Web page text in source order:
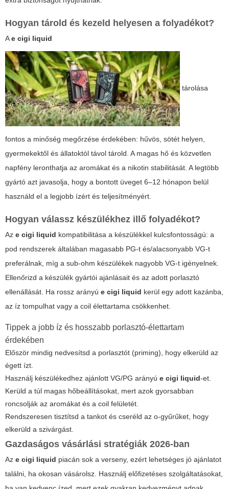
Hogyan tárold és kezeld helyesen a folyadékot?
Ae cigi liquid
tárolása
fontos a minőség megőrzése érdekében: hűvös, sötét helyen,
gyermekektől és állatoktól távol tárold. A magas hő és közvetlen
napfény leronthatja az aromákat és a nikotin stabilitását. A legtöbb
gyártó azt javasolja, hogy a bontott üveget 6–12 hónapon belül
használd el a legjobb ízért és teljesítményért.
Hogyan válassz készülékhez illő folyadékot?
Az e cigi liquid kompatibilitása a készülékkel kulcsfontosságú: a
pod rendszerek általában magasabb PG-t és/alacsonyabb VG-t
preferálnak, míg a sub-ohm készülékek nagyobb VG-t igényelnek.
Ellenőrizd a készülék gyártói ajánlásait és az adott porlasztó
ellenállását. Ha rossz arányú e cigi liquid kerül egy adott kazánba,
az íz tompulhat vagy a coil élettartama csökkenhet.
Tippek a jobb íz és hosszabb porlasztó-élettartam
érdekében
Először mindig nedvesítsd a porlasztót (priming), hogy elkerüld az
égett ízt.
Használj készülékedhez ajánlott VG/PG arányú e cigi liquid-et.
Kerüld a túl magas hőbeállításokat, mert azok gyorsabban
roncsolják az aromákat és a coil felületét.
Rendszeresen tisztítsd a tankot és cseréld az o-gyűrűket, hogy
elkerüld a szivárgást.
Gazdaságos vásárlási stratégiák 2026-ban
Az e cigi liquid piacán sok a verseny, ezért lehetséges jó ajánlatot
találni, ha okosan vásárolsz. Használj előfizetéses szolgáltatásokat,